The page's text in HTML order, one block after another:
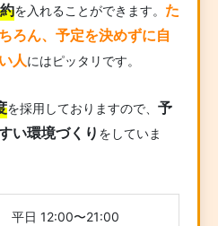
を入れることができます。 た
ろん、予定を決めずに自
人にはピッタリです。
を採用しておりますので、 予
い環境づくり をしていま
平日 12:00〜21:00